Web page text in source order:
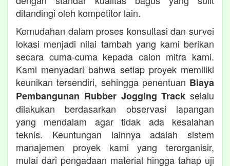
ditandingi oleh kompetitor lain.
Kemudahan dalam proses konsultasi dan survei
lokasi menjadi nilai tambah yang kami berikan
secara cuma-cuma kepada calon mitra kami.
Kami menyadari bahwa setiap proyek memiliki
keunikan tersendiri, sehingga penentuan Biaya
Pembangunan Rubber Jogging Track selalu
dilakukan berdasarkan observasi lapangan
yang mendalam agar tidak ada kesalahan
teknis. Keuntungan lainnya adalah sistem
manajemen proyek kami yang terorganisir,
mulai dari pengadaan material hingga tahap uji